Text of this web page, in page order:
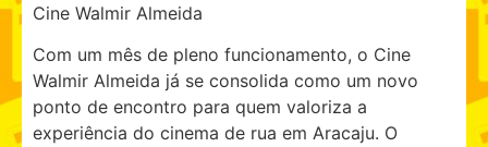
Cine Walmir Almeida
Com um mês de pleno funcionamento, o Cine
Walmir Almeida já se consolida como um novo
ponto de encontro para quem valoriza a
experiência do cinema de rua em Aracaju. O